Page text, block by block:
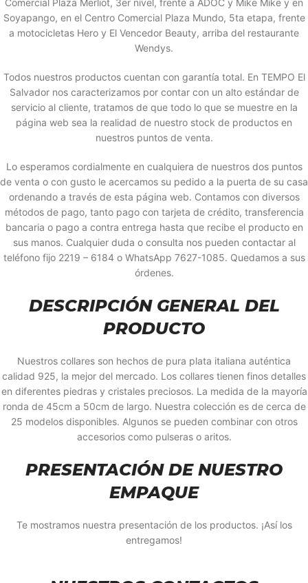
Soyapango, en el Centro Comercial Plaza Mundo, 5ta etapa, frente
a motocicletas Hero y El Vencedor Beauty, arriba del restaurante
Wendys.
Todos nuestros productos cuentan con garantía total. En TEMPO El
Salvador nos caracterizamos por contar con un alto estándar de
servicio al cliente, tratamos de que todo lo que se muestre en la
página web sea la realidad de nuestro stock de productos en
nuestros puntos de venta.
Lo esperamos cordialmente en cualquiera de nuestros dos puntos
de venta o con gusto le acercamos su pedido a la puerta de su casa
ordenando a través de esta página web. Contamos con diversos
métodos de pago, tanto pago con tarjeta de crédito, transferencia
bancaria o pago a contra entrega hasta que recibe el producto en
sus manos. Cualquier duda o consulta nos pueden contactar al
teléfono fijo 2219 – 6184 o WhatsApp 7627-1085. Quedamos a sus
órdenes.
DESCRIPCIÓN GENERAL DEL
PRODUCTO
Nuestros collares son hechos de pura plata italiana auténtica
calidad 925, la mejor del mercado. Los collares tienen finos detalles
en diferentes piedras y cristales preciosos. La medida de la mayoría
ronda de 45cm a 50cm de largo. Nuestra colección es de cerca de
25 modelos disponibles. Algunos se pueden combinar con otros
accesorios como pulseras o aritos.
PRESENTACIÓN DE NUESTRO
EMPAQUE
Te mostramos nuestra presentación de los productos. ¡Así los
entregamos!